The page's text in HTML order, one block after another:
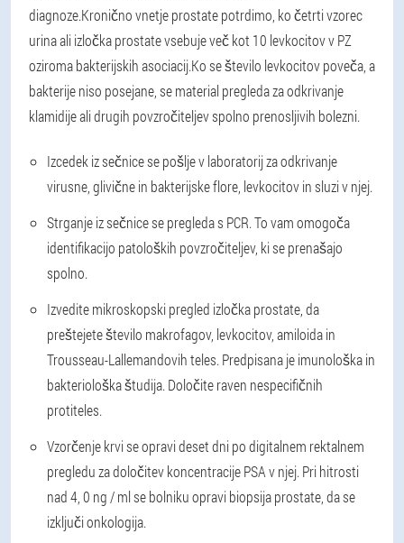
diagnoze.Kronično vnetje prostate potrdimo, ko četrti vzorec
urina ali izločka prostate vsebuje več kot 10 levkocitov v PZ
oziroma bakterijskih asociacij.Ko se število levkocitov poveča, a
bakterije niso posejane, se material pregleda za odkrivanje
klamidije ali drugih povzročiteljev spolno prenosljivih bolezni.
Izcedek iz sečnice se pošlje v laboratorij za odkrivanje
virusne, glivične in bakterijske flore, levkocitov in sluzi v njej.
Strganje iz sečnice se pregleda s PCR. To vam omogoča
identifikacijo patoloških povzročiteljev, ki se prenašajo
spolno.
Izvedite mikroskopski pregled izločka prostate, da
preštejete število makrofagov, levkocitov, amiloida in
Trousseau-Lallemandovih teles. Predpisana je imunološka in
bakteriološka študija. Določite raven nespecifičnih
protiteles.
Vzorčenje krvi se opravi deset dni po digitalnem rektalnem
pregledu za določitev koncentracije PSA v njej. Pri hitrosti
nad 4, 0 ng / ml se bolniku opravi biopsija prostate, da se
izključi onkologija.